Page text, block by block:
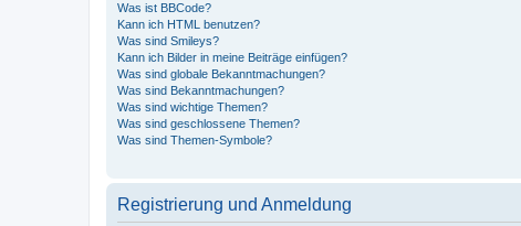
Was ist BBCode?
Kann ich HTML benutzen?
Was sind Smileys?
Kann ich Bilder in meine Beiträge einfügen?
Was sind globale Bekanntmachungen?
Was sind Bekanntmachungen?
Was sind wichtige Themen?
Was sind geschlossene Themen?
Was sind Themen-Symbole?
Registrierung und Anmeldung